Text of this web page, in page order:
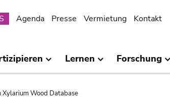
Agenda Presse Vermietung Kontakt
Lernen Forschung
Xylarium Wood Database